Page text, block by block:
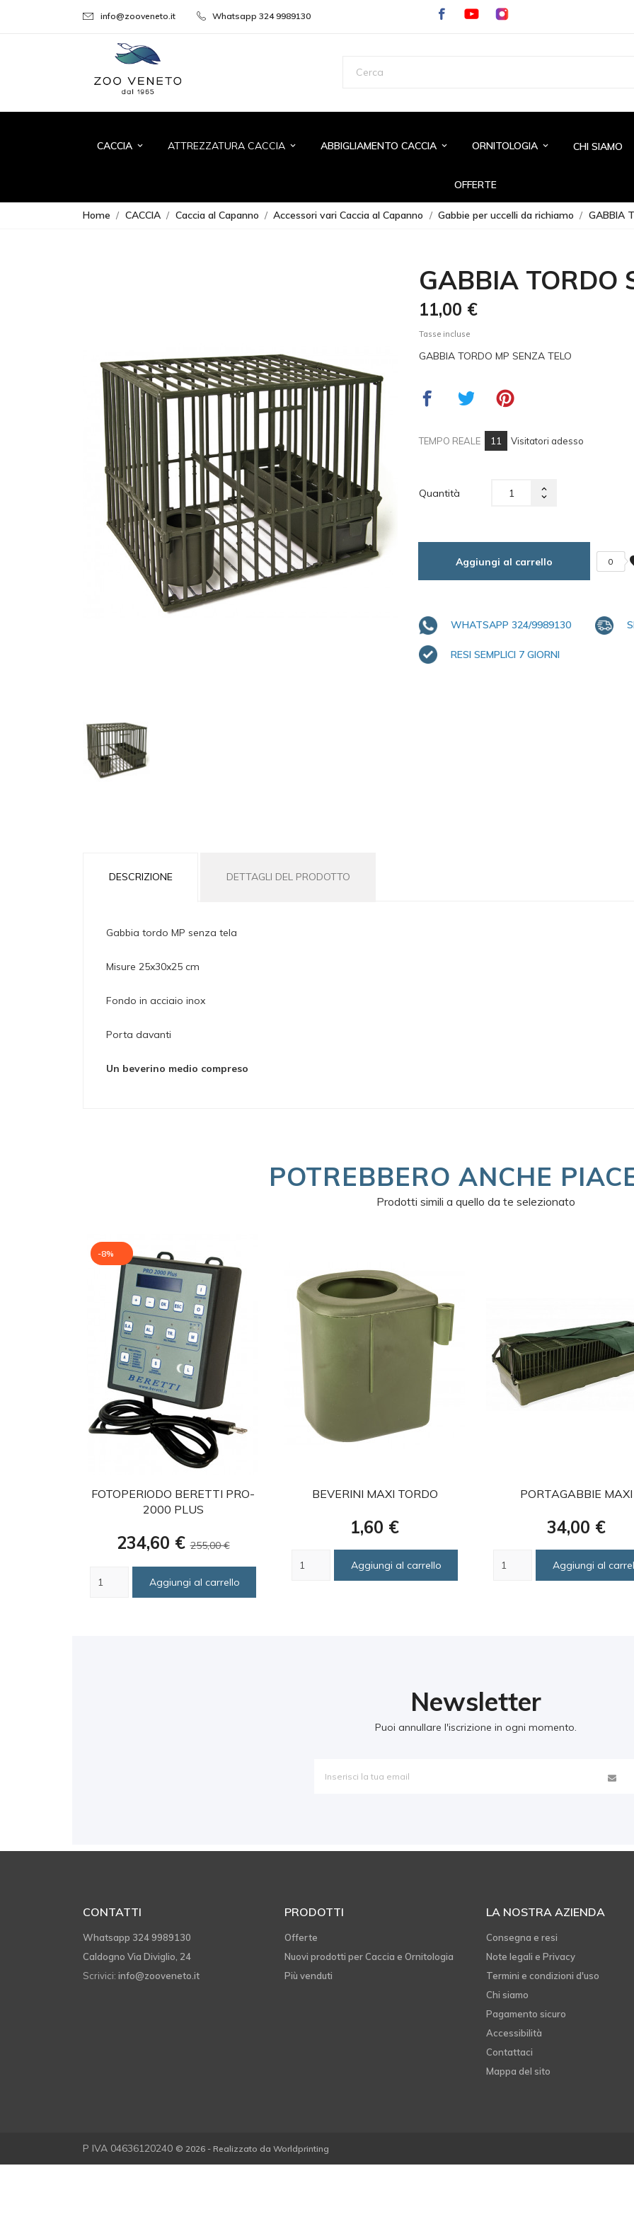
info@zooveneto.it Whatsapp 324 9989130
CACCIA keyboard_arrow_down ATTREZZATURA CACCIA keyboard_arrow_down ABBIGLIAMENTO CACCIA keyboard_arrow_down ORNITOLOGIA keyboard_arrow_down CHI SIAMO
OFFERTE
Home CACCIA Caccia al Capanno Accessori vari Caccia al Capanno Gabbie per uccelli da richiamo GABBIA
GABBIA TORDO
11,00 €
Tasse incluse
GABBIA TORDO MP SENZA TELO
TEMPO REALE 11 Visitatori adesso
Quantità
Aggiungi al carrello 0
WHATSAPP 324/9989130
RESI SEMPLICI 7 GIORNI
DESCRIZIONE DETTAGLI DEL PRODOTTO
Gabbia tordo MP senza tela
Misure 25x30x25 cm
Fondo in acciaio inox
Porta davanti
Un beverino medio compreso
POTREBBERO ANCHE
Prodotti simili a quello da te selezionato
favorite
FOTOPERIODO BERETTI PRO-
2000 PLUS
Prezzo
234,60 € Prezzo
255,00 €
Aggiungi al carrello
-8%
favorite
BEVERINI MAXI TORDO
Prezzo
1,60 €
Aggiungi al carrello
favorite
PORTAGABBIE MAXI
Prezzo
34,00 €
Aggiungi al
Newsletter
Puoi annullare l'iscrizione in ogni momento.
CONTATTI
Whatsapp 324 9989130
Caldogno Via Diviglio, 24
Scrivici: info@zooveneto.it
PRODOTTI
Offerte
Nuovi prodotti per Caccia e Ornitologia
Più venduti
LA NOSTRA AZIENDA
Consegna e resi
Note legali e Privacy
Termini e condizioni d'uso
Chi siamo
Pagamento sicuro
Accessibilità
Contattaci
Mappa del sito
P IVA 04636120240 © 2026 - Realizzato da Worldprinting